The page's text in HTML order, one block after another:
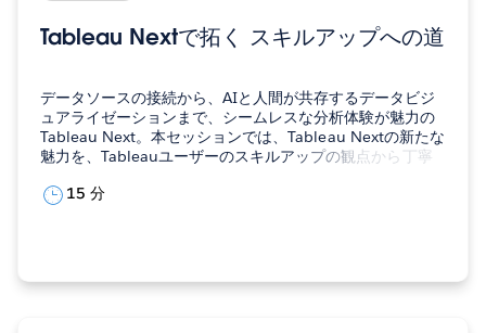
Tableau Nextで拓く スキルアップへの道
データソースの接続から、AIと人間が共存するデータビジ
ュアライゼーションまで、シームレスな分析体験が魅力の
Tableau Next。本セッションでは、Tableau Nextの新たな
魅力を、Tableauユーザーのスキルアップの観点から丁寧
能性を拡げていきましょう！ 藤原 理香…
15 分